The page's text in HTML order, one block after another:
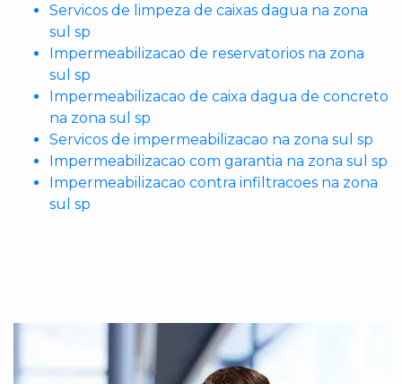
Servicos de limpeza de caixas dagua na zona
sul sp
Impermeabilizacao de reservatorios na zona
sul sp
Impermeabilizacao de caixa dagua de concreto
na zona sul sp
Servicos de impermeabilizacao na zona sul sp
Impermeabilizacao com garantia na zona sul sp
Impermeabilizacao contra infiltracoes na zona
sul sp